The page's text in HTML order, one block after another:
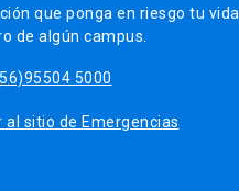
que ponga en riesgo tu vida
de algún campus.
5000
al sitio de Emergencias